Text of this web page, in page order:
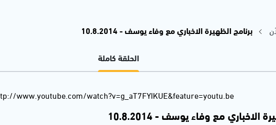
برنامج الظهيرة الاخباري مع وفاء يوسف - 10.8.2014
الحلقة كاملة
www.youtube.com/watch?v=g_aT7FYIKUE&feature=youtu.be
الاخباري مع وفاء يوسف - 10.8.2014